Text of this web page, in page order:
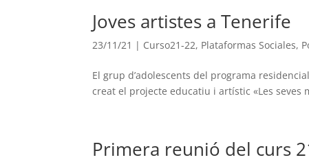
Joves artistes a Tenerife
23/11/21 | Curso21-22, Plataformas Sociales,
El grup d’adolescents del programa
creat el projecte educatiu i artístic «Les seves
Primera reunió del curs